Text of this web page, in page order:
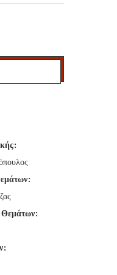
Θεμάτων: